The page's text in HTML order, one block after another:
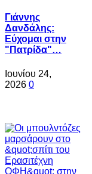
Γιάννης
Δανδάλης:
Εύχομαι στην
"Πατρίδα"…
Ιουνίου 24,
2026 0